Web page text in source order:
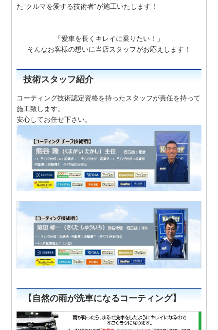
た”クルマを愛する技術者”が施工いたします！
「愛車を長くキレイに乗りたい！」
そんなお客様の想いに当店スタッフがお応えします！
技術スタッフ紹介
コーティング技術認定資格を持ったスタッフが責任を持って
施工致します。
安心してお任せ下さい。
【自然の雨が洗車になるコーティング】